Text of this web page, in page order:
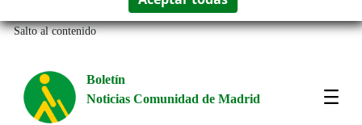
Salto al contenido
Boletín
Noticias Comunidad de Madrid